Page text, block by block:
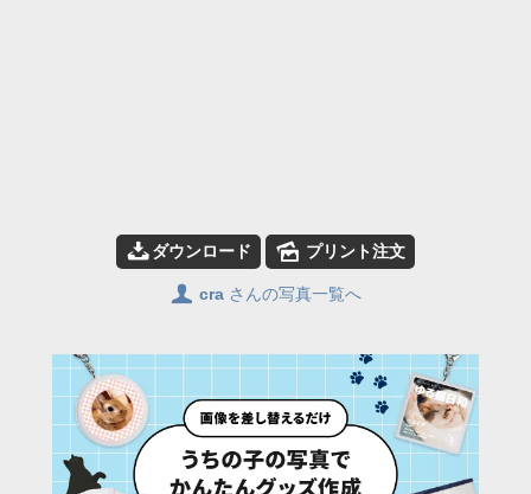
📥ダウンロード 🌄 プリント注文
👤 cra さんの写真一覧へ